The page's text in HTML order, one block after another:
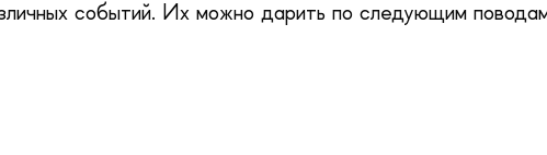
событий. Их можно дарить по следующим